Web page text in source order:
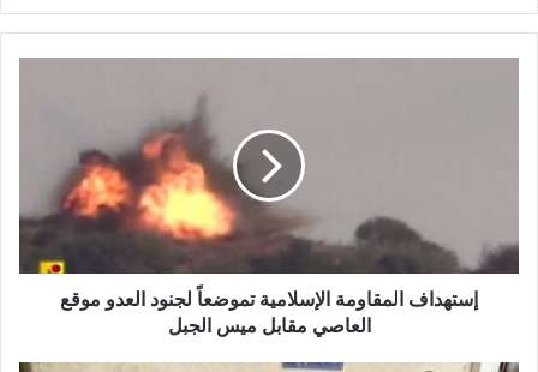
ا
ل
إستهداف المقاومة الإسلامية تموضعاً لجنود العدو موقع
العاصي مقابل ميس الجبل